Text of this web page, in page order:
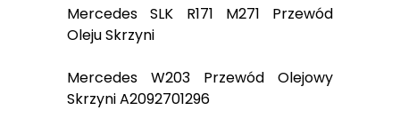
Mercedes SLK R171 M271 Przewód
Oleju Skrzyni
Mercedes W203 Przewód Olejowy
Skrzyni A2092701296